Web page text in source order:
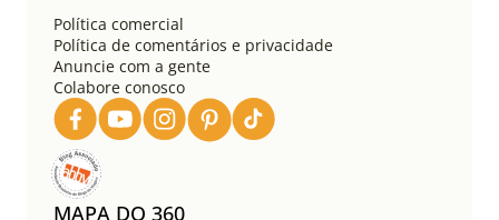
Política comercial
Política de comentários e privacidade
Anuncie com a gente
Colabore conosco
MAPA DO 360